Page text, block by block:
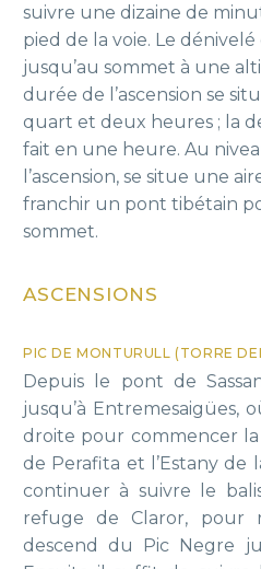
suivre une dizaine de
pied de la voie. Le
jusqu’au sommet à une
durée de l’ascension se
quart et deux heures ; la
fait en une heure. Au
l’ascension, se situe une
franchir un pont tibétain
sommet.
ASCENSIONS
PIC DE MONTURULL (TORRE
Depuis le pont de
jusqu’à Entremesaigües,
droite pour commencer
de Perafita et l’Estany de
continuer à suivre le
refuge de Claror, pour
descend du Pic Negre